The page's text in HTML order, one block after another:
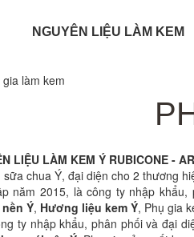
NGUYÊN LIỆU LÀM KEM
gia làm kem
LIỆU LÀM KEM Ý RUBICONE -
chua Ý, đại diện cho 2 thương
năm 2015, là công ty nhập
Ý, Hương liệu kem Ý, Phụ gia
ty nhập khẩu, phân phối và đại